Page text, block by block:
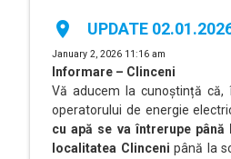
place UPDATE
January 2, 2026 11:16 am
Informare – Clinceni
Vă aducem la cunoștință
operatorului de energie
cu apă se va întrerupe
localitatea Clinceni până la